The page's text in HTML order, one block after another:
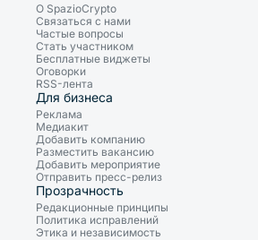
О SpazioCrypto
Связаться с нами
Частые вопросы
Стать участником
Бесплатные виджеты
Оговорки
RSS-лента
Для бизнеса
Реклама
Медиакит
Добавить компанию
Разместить вакансию
Добавить мероприятие
Отправить пресс-релиз
Прозрачность
Редакционные принципы
Политика исправлений
Этика и независимость